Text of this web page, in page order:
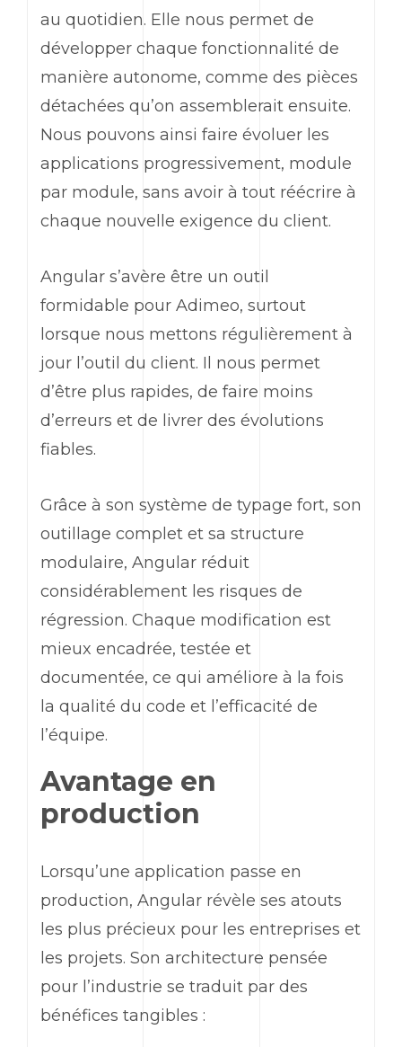
au quotidien. Elle nous permet de
développer chaque fonctionnalité de
manière autonome, comme des pièces
détachées qu’on assemblerait ensuite.
Nous pouvons ainsi faire évoluer les
applications progressivement, module
par module, sans avoir à tout réécrire à
chaque nouvelle exigence du client.
Angular s’avère être un outil
formidable pour Adimeo, surtout
lorsque nous mettons régulièrement à
jour l’outil du client. Il nous permet
d’être plus rapides, de faire moins
d’erreurs et de livrer des évolutions
fiables.
Grâce à son système de typage fort, son
outillage complet et sa structure
modulaire, Angular réduit
considérablement les risques de
régression. Chaque modification est
mieux encadrée, testée et
documentée, ce qui améliore à la fois
la qualité du code et l’efficacité de
l’équipe.
Avantage en
production
Lorsqu’une application passe en
production, Angular révèle ses atouts
les plus précieux pour les entreprises et
les projets. Son architecture pensée
pour l’industrie se traduit par des
bénéfices tangibles :